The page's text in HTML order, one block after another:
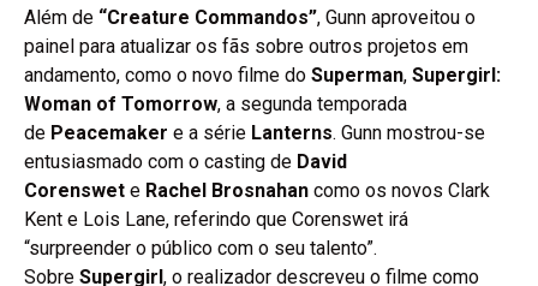
Além de “Creature Commandos”, Gunn aproveitou o
painel para atualizar os fãs sobre outros projetos em
andamento, como o novo filme do Superman, Supergirl:
Woman of Tomorrow, a segunda temporada
de Peacemaker e a série Lanterns. Gunn mostrou-se
entusiasmado com o casting de David
Corenswet e Rachel Brosnahan como os novos Clark
Kent e Lois Lane, referindo que Corenswet irá
“surpreender o público com o seu talento”.
Sobre Supergirl , o realizador descreveu o filme como